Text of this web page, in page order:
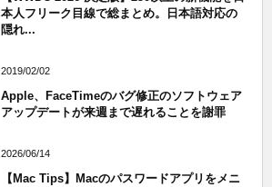
本人フリーク目線で総まとめ。日本語対応の
隠れ...
2019/02/02
Apple、FaceTimeのバグ修正のソフトウェア
アップデートが来週まで遅れることを謝罪
2026/06/14
【Mac Tips】Macのパスワードアプリをメニ